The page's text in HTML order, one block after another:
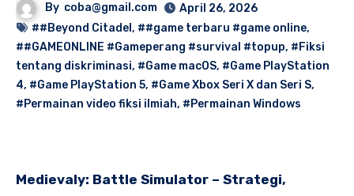
By coba@gmail.com
April 26, 2026
##Beyond Citadel , ##game terbaru #game online,
##GAMEONLINE #Gameperang #survival #topup, #Fiksi
tentang diskriminasi, #Game macOS, #Game PlayStation
4, #Game PlayStation 5, #Game Xbox Seri X dan Seri S,
#Permainan video fiksi ilmiah, #Permainan Windows
Medievaly: Battle Simulator – Strategi,